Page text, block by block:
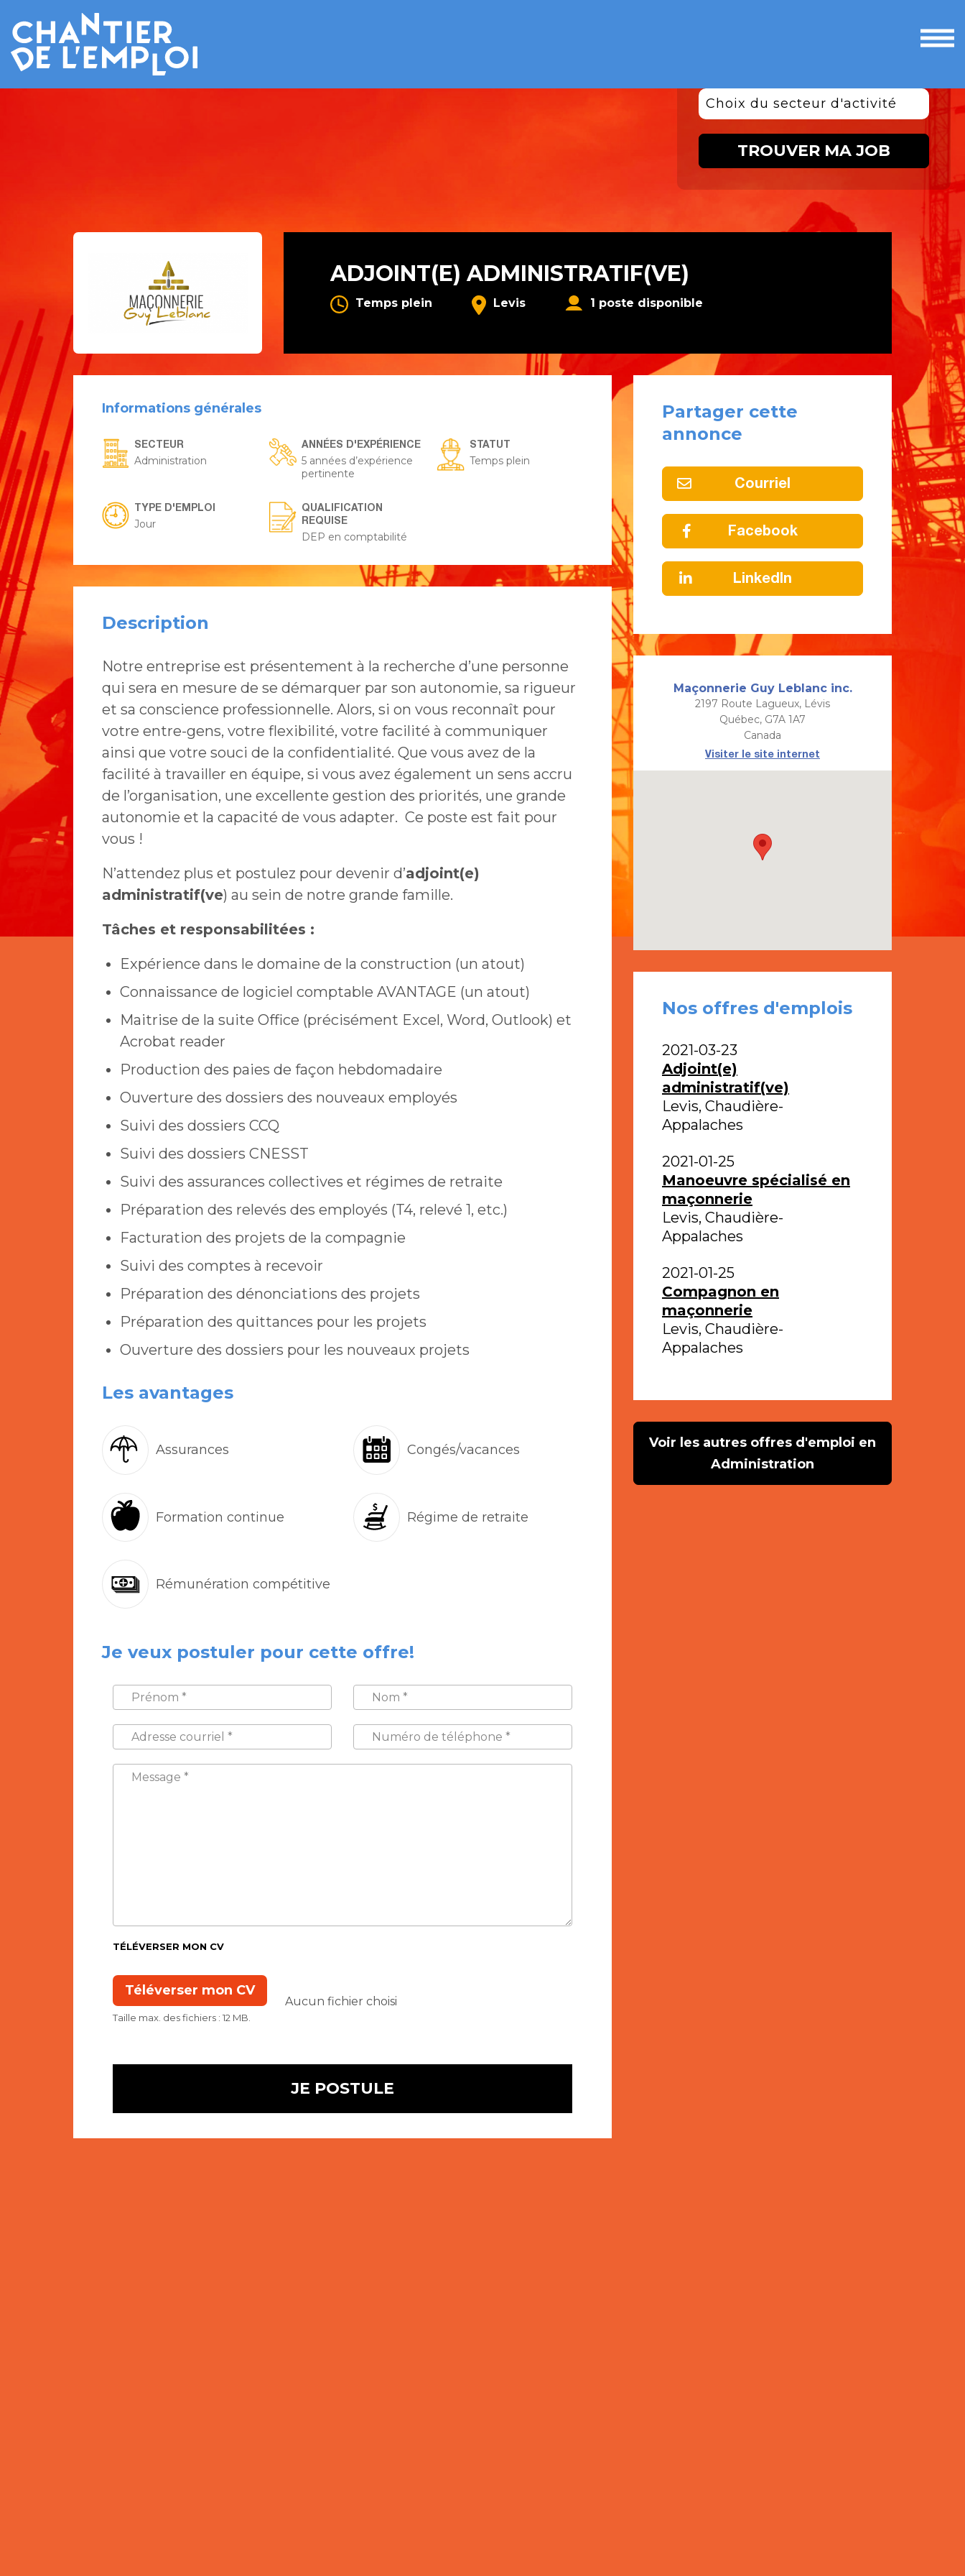
le
Choix du secteur d'activité
TROUVER MA JOB
ADJOINT(E) ADMINISTRATIF(VE)
Temps plein Levis 1 poste disponible
Informations générales
SECTEUR
Administration
ANNÉES D'EXPÉRIENCE
5 années d’expérience
pertinente
STATUT
Temps plein
TYPE D'EMPLOI
Jour
QUALIFICATION
REQUISE
DEP en comptabilité
Description
Notre entreprise est présentement à la recherche d’une personne
qui sera en mesure de se démarquer par son autonomie, sa rigueur
et sa conscience professionnelle. Alors, si on vous reconnaît pour
votre entre-gens, votre flexibilité, votre facilité à communiquer
ainsi que votre souci de la confidentialité. Que vous avez de la
facilité à travailler en équipe, si vous avez également un sens accru
de l’organisation, une excellente gestion des priorités, une grande
autonomie et la capacité de vous adapter. Ce poste est fait pour
vous !
N’attendez plus et postulez pour devenir d’adjoint(e)
administratif(ve) au sein de notre grande famille.
Tâches et responsabilitées :
Expérience dans le domaine de la construction (un atout)
Connaissance de logiciel comptable AVANTAGE (un atout)
Maitrise de la suite Office (précisément Excel, Word, Outlook) et
Acrobat reader
Production des paies de façon hebdomadaire
Ouverture des dossiers des nouveaux employés
Suivi des dossiers CCQ
Suivi des dossiers CNESST
Suivi des assurances collectives et régimes de retraite
Préparation des relevés des employés (T4, relevé 1, etc.)
Facturation des projets de la compagnie
Suivi des comptes à recevoir
Préparation des dénonciations des projets
Préparation des quittances pour les projets
Ouverture des dossiers pour les nouveaux projets
Les avantages
Assurances Congés/vacances
Formation continue Régime de retraite
Rémunération compétitive
Je veux postuler pour cette offre!
PRÉNOM
NOM
ADRESSE
COURRIEL
*
NUMÉRO
TÉLÉPHONE
*
MESSAGE
TÉLÉVERSER MON CV
Taille max. des fichiers : 12 MB.
Partager cette
annonce
Courriel
Facebook
LinkedIn
Maçonnerie Guy Leblanc inc.
2197 Route Lagueux, Lévis
Québec, G7A 1A7
Canada
Visiter le site internet
Nos offres d'emplois
2021-03-23
Adjoint(e)
administratif(ve)
Levis, Chaudière-
Appalaches
2021-01-25
Manoeuvre spécialisé en
maçonnerie
Levis, Chaudière-
Appalaches
2021-01-25
Compagnon en
maçonnerie
Levis, Chaudière-
Appalaches
Voir les autres offres d'emploi en
Administration